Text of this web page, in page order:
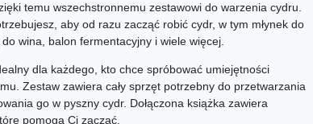
temu wszechstronnemu zestawowi do warzenia cydru.
aby od razu zacząć robić cydr, w tym młynek do
wina, balon fermentacyjny i wiele więcej.
dla każdego, kto chce spróbować umiejętności
Zestaw zawiera cały sprzęt potrzebny do przetwarzania
go w pyszny cydr. Dołączona książka zawiera
pomogą Ci zacząć.